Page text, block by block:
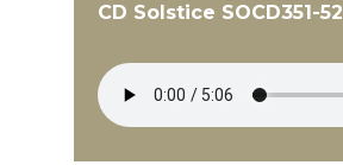
CD Solstice SOCD351-52